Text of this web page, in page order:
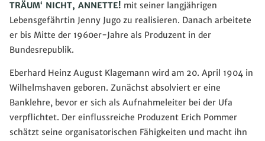
TRÄUM‘ NICHT, ANNETTE! mit seiner langjährigen
Lebensgefährtin Jenny Jugo zu realisieren. Danach arbeitete
er bis Mitte der 1960er-Jahre als Produzent in der
Bundesrepublik.
Eberhard Heinz August Klagemann wird am 20. April 1904 in
Wilhelmshaven geboren. Zunächst absolviert er eine
Banklehre, bevor er sich als Aufnahmeleiter bei der Ufa
verpflichtet. Der einflussreiche Produzent Erich Pommer
schätzt seine organisatorischen Fähigkeiten und macht ihn